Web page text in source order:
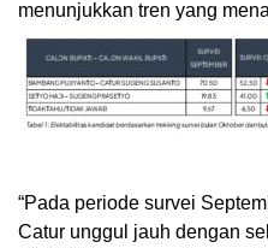
menunjukkan tren yang
“Pada periode survei
Catur unggul jauh dengan